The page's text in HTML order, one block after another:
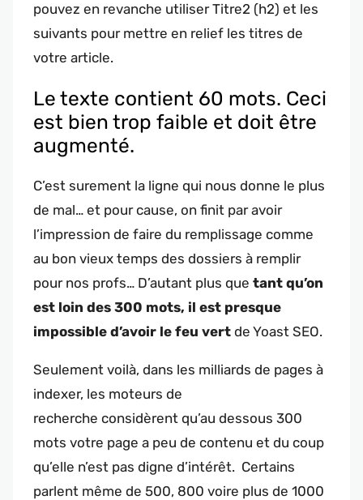
pouvez en revanche utiliser Titre2 (h2) et les
suivants pour mettre en relief les titres de
votre article.
Le texte contient 60 mots. Ceci
est bien trop faible et doit être
augmenté.
C’est surement la ligne qui nous donne le plus
de mal… et pour cause, on finit par avoir
l’impression de faire du remplissage comme
au bon vieux temps des dossiers à remplir
pour nos profs… D’autant plus que tant qu’on
est loin des 300 mots, il est presque
impossible d’avoir le feu vert de Yoast SEO.
Seulement voilà, dans les milliards de pages à
indexer, les moteurs de
recherche considèrent qu’au dessous 300
mots votre page a peu de contenu et du coup
qu’elle n’est pas digne d’intérêt. Certains
parlent même de 500, 800 voire plus de 1000